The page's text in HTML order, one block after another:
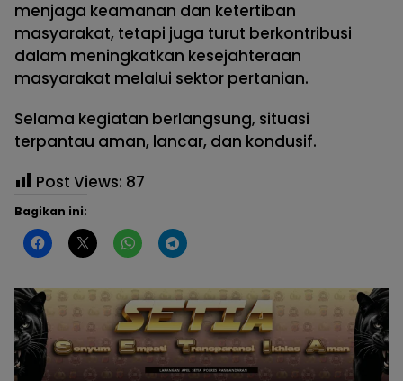
menjaga keamanan dan ketertiban
masyarakat, tetapi juga turut berkontribusi
dalam meningkatkan kesejahteraan
masyarakat melalui sektor pertanian.
Selama kegiatan berlangsung, situasi
terpantau aman, lancar, dan kondusif.
Post Views: 87
Bagikan ini: